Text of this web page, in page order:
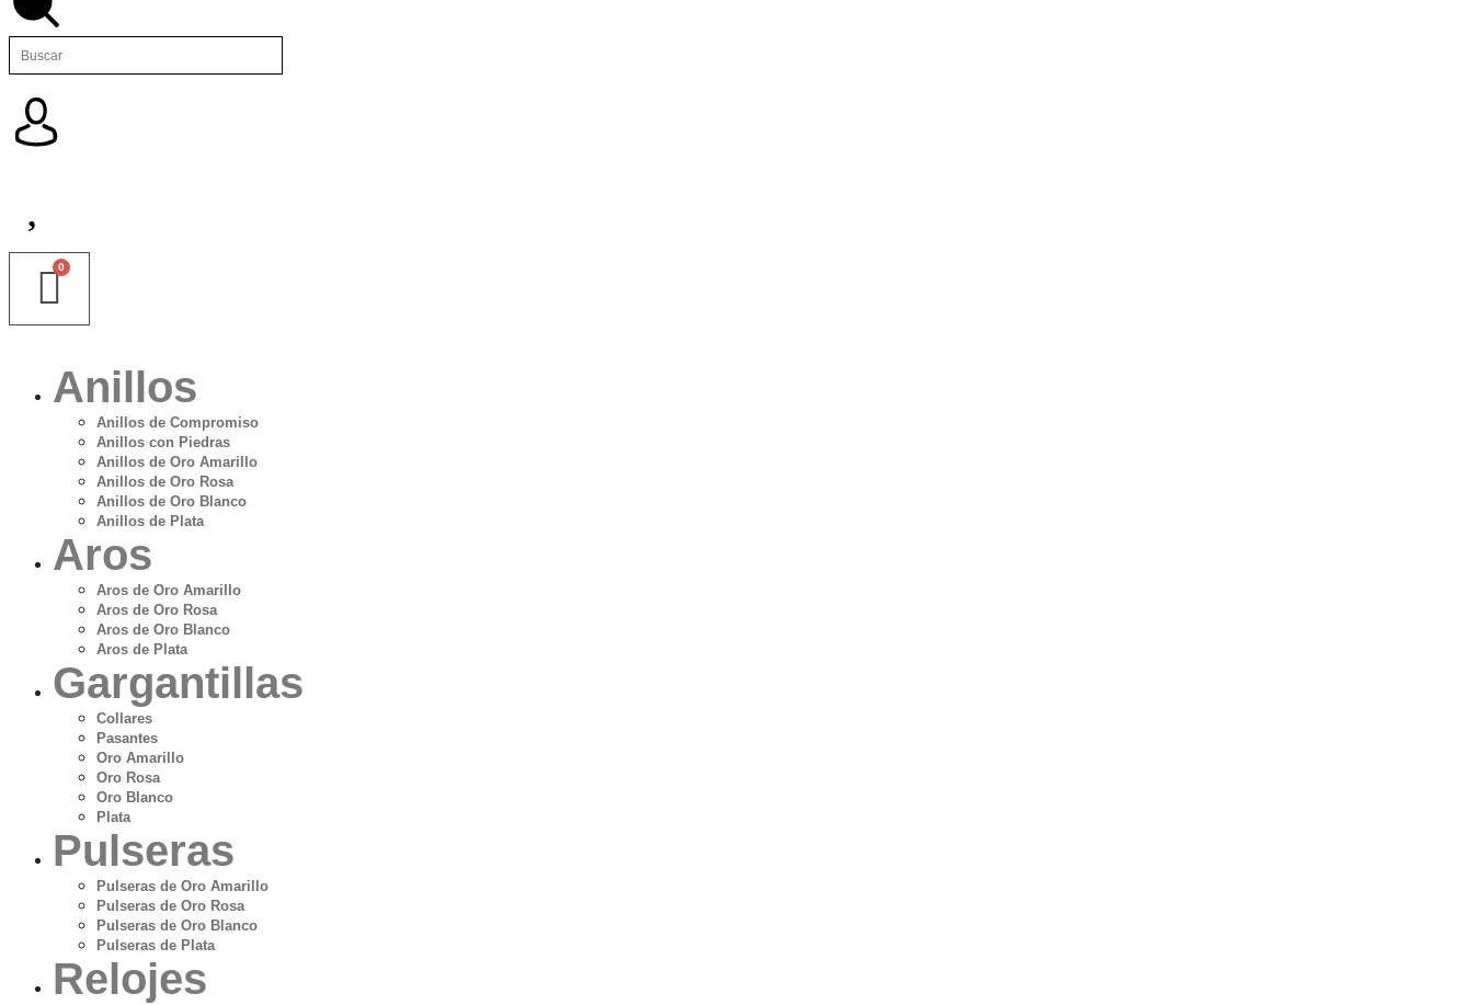
Anillos
Anillos de Compromiso
Anillos con Piedras
Anillos de Oro Amarillo
Anillos de Oro Rosa
Anillos de Oro Blanco
Anillos de Plata
Aros
Aros de Oro Amarillo
Aros de Oro Rosa
Aros de Oro Blanco
Aros de Plata
Gargantillas
Collares
Pasantes
Oro Amarillo
Oro Rosa
Oro Blanco
Plata
Pulseras
Pulseras de Oro Amarillo
Pulseras de Oro Rosa
Pulseras de Oro Blanco
Pulseras de Plata
Relojes